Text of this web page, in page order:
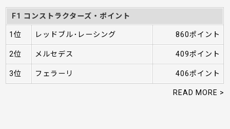
F1 コンストラクターズ・ポイント
1位 レッドブル･レーシング 860ポイント
2位 メルセデス 409ポイント
3位 フェラーリ 406ポイント
READ MORE >